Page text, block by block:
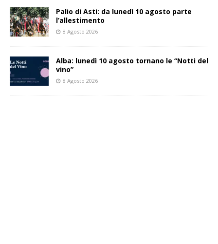
Palio di Asti: da lunedì 10 agosto parte
l’allestimento
8 Agosto 2026
Alba: lunedì 10 agosto tornano le “Notti del
vino”
8 Agosto 2026